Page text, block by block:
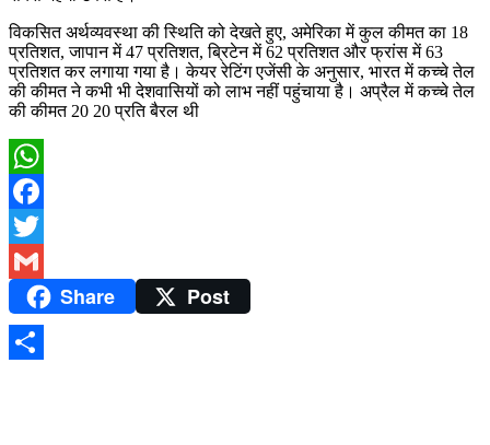
विकसित अर्थव्यवस्था की स्थिति को देखते हुए, अमेरिका में कुल कीमत का 18
प्रतिशत, जापान में 47 प्रतिशत, ब्रिटेन में 62 प्रतिशत और फ्रांस में 63
प्रतिशत कर लगाया गया है। केयर रेटिंग एजेंसी के अनुसार, भारत में कच्चे तेल
की कीमत ने कभी भी देशवासियों को लाभ नहीं पहुंचाया है। अप्रैल में कच्चे तेल
की कीमत 20 20 प्रति बैरल थी
WhatsApp
Facebook
Twitter
Gmail Share Post